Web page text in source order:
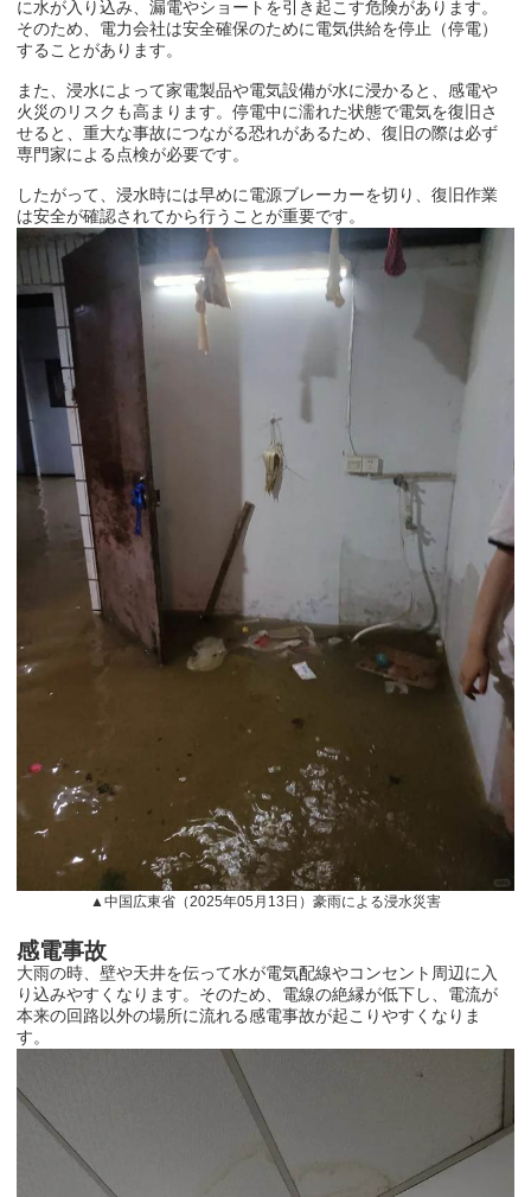
に水が入り込み、漏電やショートを引き起こす危険があります。
そのため、電力会社は安全確保のために電気供給を停止（停電）
することがあります。
また、浸水によって家電製品や電気設備が水に浸かると、感電や
火災のリスクも高まります。停電中に濡れた状態で電気を復旧さ
せると、重大な事故につながる恐れがあるため、復旧の際は必ず
専門家による点検が必要です。
したがって、浸水時には早めに電源ブレーカーを切り、復旧作業
は安全が確認されてから行うことが重要です。
▲中国広東省（2025年05 月 13 日）豪雨による浸水災害
感電事故
大雨の時、壁や天井を伝って水が電気配線やコンセント周辺に入
り込みやすくなります。そのため、電線の絶縁が低下し、電流が
本来の回路以外の場所に流れる感電事故が起こりやすくなりま
す。